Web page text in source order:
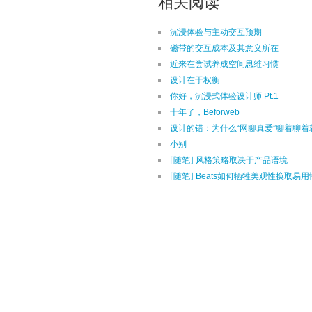
沉浸体验与主动交互预期
磁带的交互成本及其意义所在
近来在尝试养成空间思维习惯
设计在于权衡
你好，沉浸式体验设计师 Pt.1
十年了，Beforweb
设计的错：为什么“网聊真爱”聊着聊着
小别
⌈随笔⌋ 风格策略取决于产品语境
⌈随笔⌋ Beats如何牺牲美观性换取易用